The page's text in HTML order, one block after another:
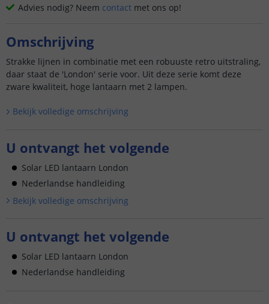
Advies nodig? Neem contact met ons op!
Omschrijving
Strakke lijnen in combinatie met een robuuste retro uitstraling,
daar staat de 'London' serie voor. Uit deze serie komt deze
zware kwaliteit, hoge lantaarn met 2 lampen.
Bekijk volledige omschrijving
U ontvangt het volgende
Solar LED lantaarn London
Nederlandse handleiding
Bekijk volledige omschrijving
U ontvangt het volgende
Solar LED lantaarn London
Nederlandse handleiding